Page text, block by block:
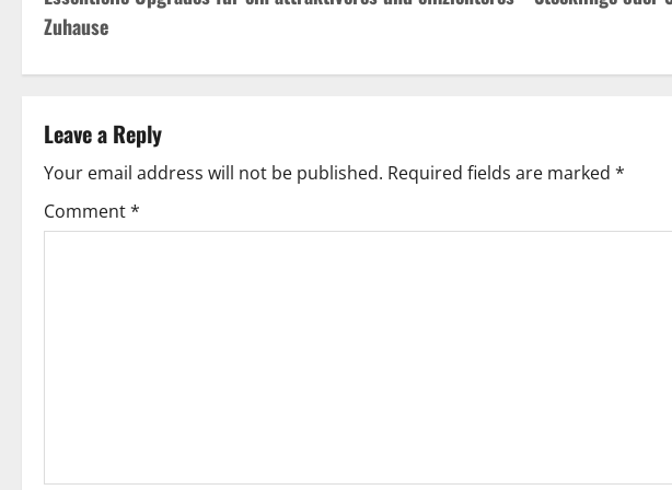
o
s
n
a
v
i
Zuhause
Leave a Reply
Your email address will not be published. Required fields are marked *
Comment*